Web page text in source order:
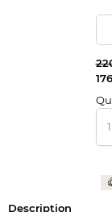
Description